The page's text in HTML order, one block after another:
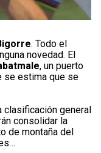
. Todo el
novedad. El
, un puerto
se estima que se
general
consolidar la
de montaña del